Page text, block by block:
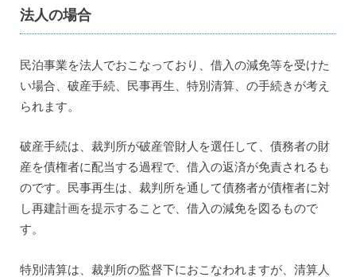
法人の場合
民泊事業を法人でおこなっており、借入の減免等を受けた
い場合、破産手続、民事再生、特別清算、の手続きが考え
られます。
破産手続は、裁判所が破産管財人を選任して、債務者の財
産を債権者に配当する過程で、借入の返済が免責されるも
のです。民事再生は、裁判所を通して債務者が債権者に対
し再建計画を提示することで、借入の減免を図るもので
す。
特別清算は、裁判所の監督下におこなわれますが、清算人